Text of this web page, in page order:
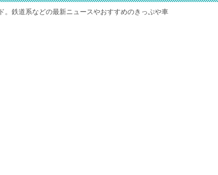
。鉄道系などの最新ニュースやおすすめのきっぷや車